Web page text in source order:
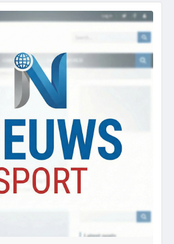
Nick Reiner, zoon van regisseur Rob